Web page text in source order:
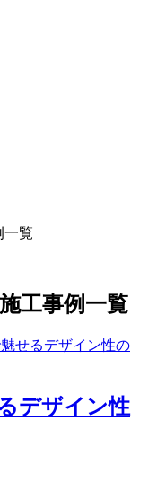
一覧
工事例一覧
デザイン性